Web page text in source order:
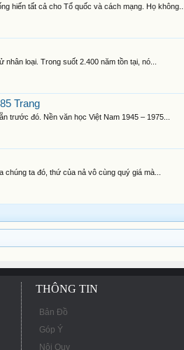
hiến tất cả cho Tổ quốc và cách mạng. Họ không...
loại. Trong suốt 2.400 năm tồn tại, nó...
Trang
trước đó. Nền văn học Việt Nam 1945 – 1975...
ta đó, thứ của nả vô cùng quý giá mà...
THÔNG TIN
Bản Đồ
Góp Ý
Nội Quy